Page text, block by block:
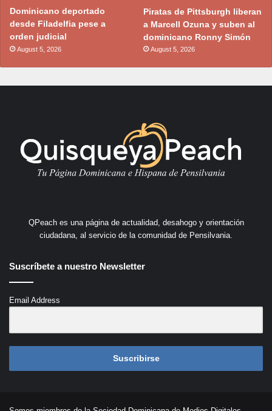
Dominicano deportado
desde Filadelfia pese a
orden judicial
August 5, 2026
Piratas de Pittsburgh liberan
a Marcell Ozuna y suben al
dominicano Ronny Simón
August 5, 2026
QPeach es una página de actualidad, desahogo y orientación
ciudadana, al servicio de la comunidad de Pensilvania.
Suscríbete a nuestro Newsletter
Email Address
Suscribirse